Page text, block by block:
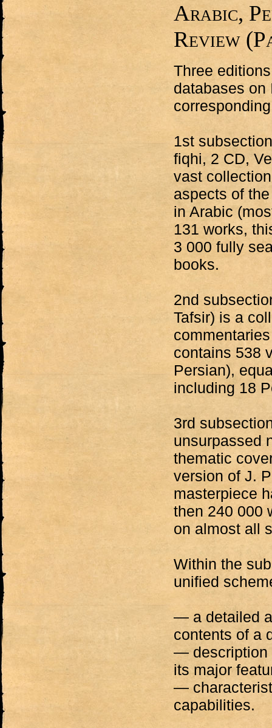
Arabic,
Review
Three
databases on
1st
fiqhi, 2 CD,
vast
aspects of
in Arabic
131 works,
3 000 fully
books.
2nd
Tafsir) is a
contains 538
Persian),
including 18
3rd
unsurpassed
thematic
version of J.
masterpiece
then 240 000
on almost all
Within the
unified
— a detailed
contents of a
— description
its major
—
capabilities.